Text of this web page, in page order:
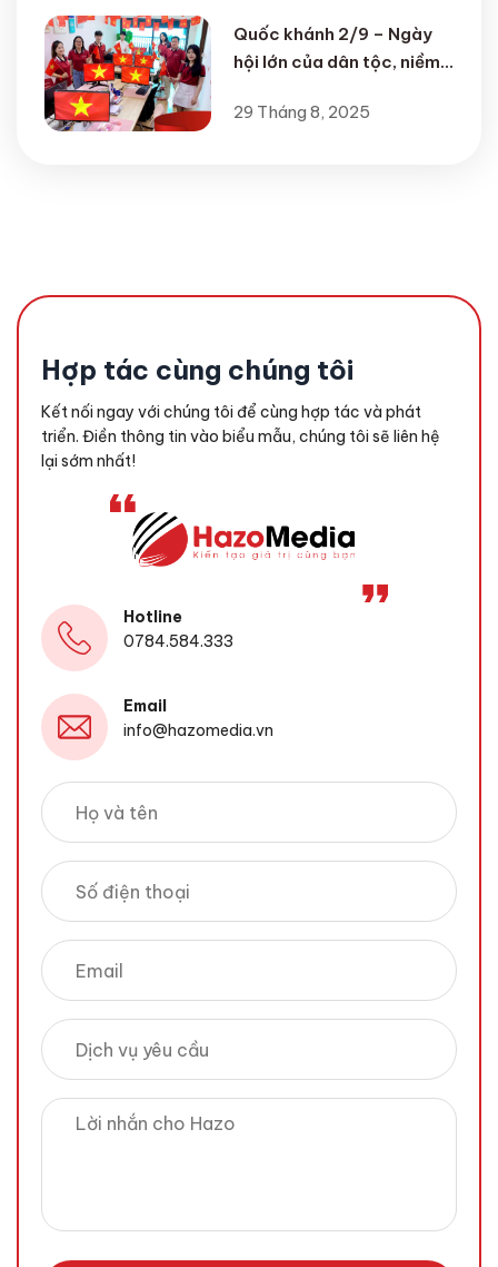
Quốc khánh 2/9 – Ngày
hội lớn của dân tộc, niềm
29 Tháng 8, 2025
Hợp tác cùng chúng tôi
Kết nối ngay với chúng tôi để cùng hợp tác và phát
triển. Điền thông tin vào biểu mẫu, chúng tôi sẽ liên hệ
lại sớm nhất!
Hotline
0784.584.333
Email
info@hazomedia.vn